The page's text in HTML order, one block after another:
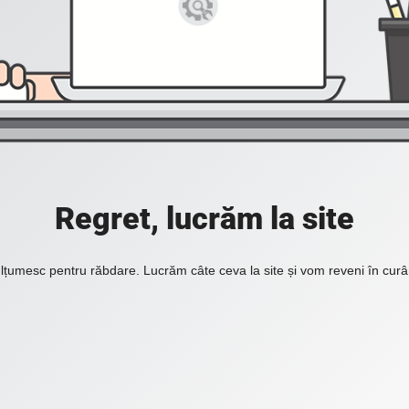
Regret, lucrăm la site
pentru răbdare. Lucrăm câte ceva la site și vom reveni în